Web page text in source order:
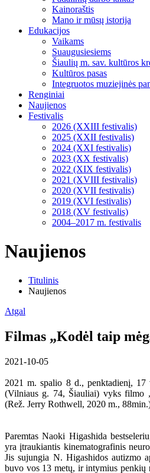
Kainoraštis
Mano ir mūsų istorija
Edukacijos
Vaikams
Suaugusiesiems
Šiaulių m. sav. kultūros
Kultūros pasas
Integruotos muziejinės
Renginiai
Naujienos
Festivalis
2026 (XXIII festivalis)
2025 (XXII festivalis)
2024 (XXI festivalis)
2023 (XX festivalis)
2022 (XIX festivalis)
2021 (XVIII festivalis)
2020 (XVII festivalis)
2019 (XVI festivalis)
2018 (XV festivalis)
2004–2017 m. festivalis
Naujienos
Titulinis
Naujienos
Atgal
Filmas „Kodėl taip
2021-10-05
2021 m. spalio 8 d., penktadienį,
(Vilniaus g. 74, Šiauliai) vyks filmo
(Rež. Jerry Rothwell, 2020 m., 88min.)
Paremtas Naoki Higashida
yra įtraukiantis kinematografinis
Jis sujungia N. Higashidos autizmo
buvo vos 13 metų, ir intymius penkių